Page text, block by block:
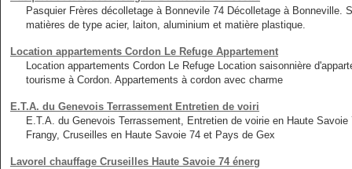
Pasquier Frères décolletage à Bonnevile 74 Décolletage à
matières de type acier, laiton, aluminium et matière plastique.
Location appartements Cordon Le Refuge Appartement
Location appartements Cordon Le Refuge Location saisonnière
tourisme à Cordon. Appartements à cordon avec charme
E.T.A. du Genevois Terrassement Entretien de voiri
E.T.A. du Genevois Terrassement, Entretien de voirie en Haute
Frangy, Cruseilles en Haute Savoie 74 et Pays de Gex
Lavorel chauffage Cruseilles Haute Savoie 74 énerg